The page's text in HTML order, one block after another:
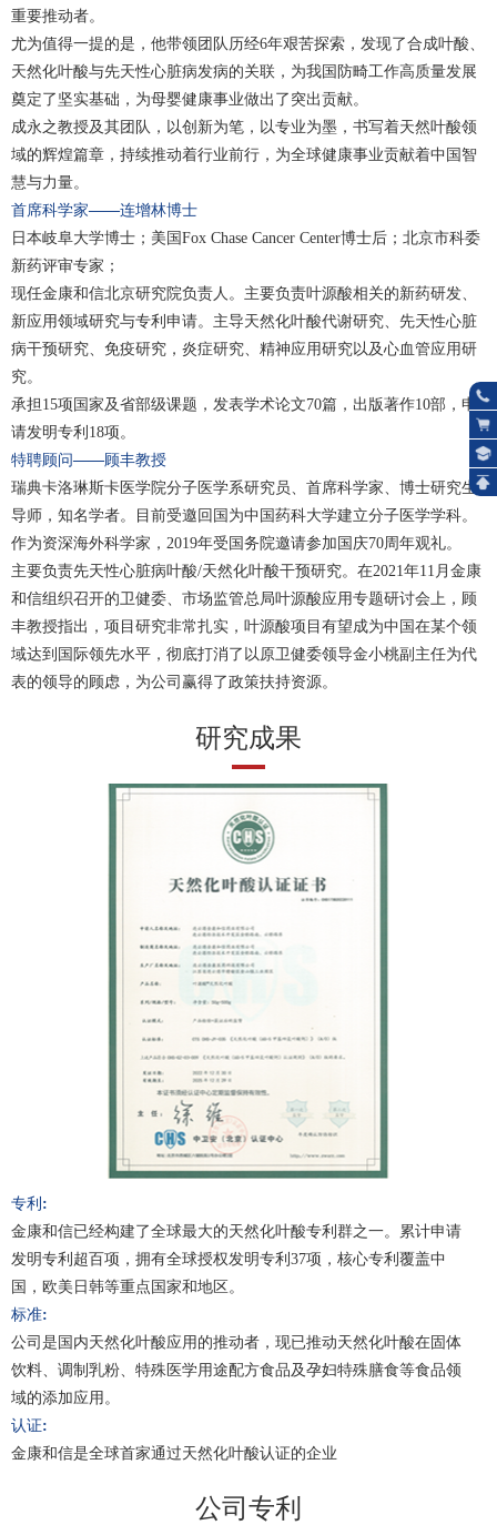
重要推动者。
尤为值得一提的是，他带领团队历经6年艰苦探索，发现了合成叶酸、
天然化叶酸与先天性心脏病发病的关联，为我国防畸工作高质量发展
奠定了坚实基础，为母婴健康事业做出了突出贡献。
成永之教授及其团队，以创新为笔，以专业为墨，书写着天然叶酸领
域的辉煌篇章，持续推动着行业前行，为全球健康事业贡献着中国智
慧与力量。
首席科学家——连增林博士
日本岐阜大学博士；美国Fox Chase Cancer Center博士后；北京市科委
新药评审专家；
现任金康和信北京研究院负责人。主要负责叶源酸相关的新药研发、
新应用领域研究与专利申请。主导天然化叶酸代谢研究、先天性心脏
病干预研究、免疫研究，炎症研究、精神应用研究以及心血管应用研
究。
承担15项国家及省部级课题，发表学术论文70篇，出版著作10部，申
请发明专利18项。
特聘顾问——顾丰教授
瑞典卡洛琳斯卡医学院分子医学系研究员、首席科学家、博士研究生
导师，知名学者。目前受邀回国为中国药科大学建立分子医学学科。
作为资深海外科学家，2019年受国务院邀请参加国庆70周年观礼。
主要负责先天性心脏病叶酸/天然化叶酸干预研究。在2021年11月金康
和信组织召开的卫健委、市场监管总局叶源酸应用专题研讨会上，顾
丰教授指出，项目研究非常扎实，叶源酸项目有望成为中国在某个领
域达到国际领先水平，彻底打消了以原卫健委领导金小桃副主任为代
表的领导的顾虑，为公司赢得了政策扶持资源。
研究成果
专利:
金康和信已经构建了全球最大的天然化叶酸专利群之一。累计申请
发明专利超百项，拥有全球授权发明专利37项，核心专利覆盖中
国，欧美日韩等重点国家和地区。
标准:
公司是国内天然化叶酸应用的推动者，现已推动天然化叶酸在固体
饮料、调制乳粉、特殊医学用途配方食品及孕妇特殊膳食等食品领
域的添加应用。
认证:
金康和信是全球首家通过天然化叶酸认证的企业
公司专利